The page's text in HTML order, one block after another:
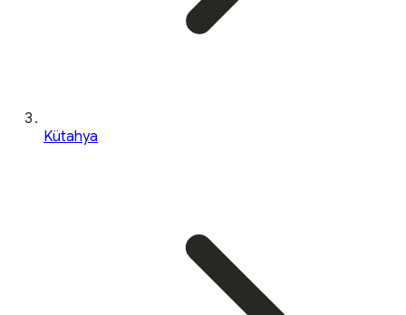
Kütahya